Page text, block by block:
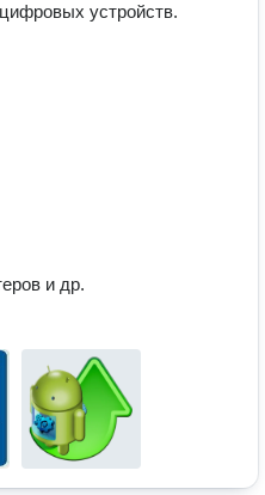
устройств.
и др.